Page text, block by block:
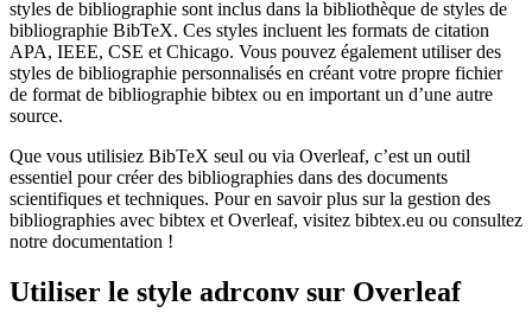
styles de bibliographie sont inclus dans la bibliothèque de styles de
bibliographie BibTeX. Ces styles incluent les formats de citation
APA, IEEE, CSE et Chicago. Vous pouvez également utiliser des
styles de bibliographie personnalisés en créant votre propre fichier
de format de bibliographie bibtex ou en important un d’une autre
source.
Que vous utilisiez BibTeX seul ou via Overleaf, c’est un outil
essentiel pour créer des bibliographies dans des documents
scientifiques et techniques. Pour en savoir plus sur la gestion des
bibliographies avec bibtex et Overleaf, visitez bibtex.eu ou consultez
notre documentation !
Utiliser le style adrconv sur Overleaf